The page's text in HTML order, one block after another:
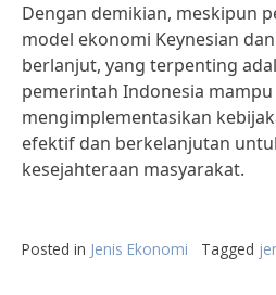
Dengan demikian, meskipun
model ekonomi Keynesian
berlanjut, yang terpenting
pemerintah Indonesia mampu
mengimplementasikan
efektif dan berkelanjutan
kesejahteraan masyarakat.
Posted in Jenis Ekonomi Tagged